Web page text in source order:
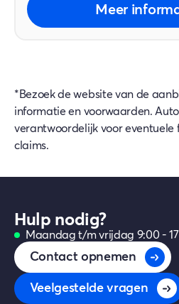
Meer
*Bezoek de website van de
informatie en voorwaarden.
verantwoordelijk voor eventuele
claims.
Hulp nodig?
Maandag t/m vrijdag 9:00 -
Contact opnemen
Veelgestelde vragen